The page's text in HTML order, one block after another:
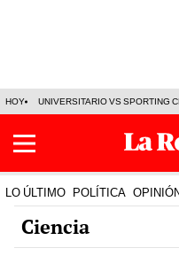
HOY UNIVERSITARIO VS SPORTING
LO ÚLTIMO POLÍTICA
Ciencia